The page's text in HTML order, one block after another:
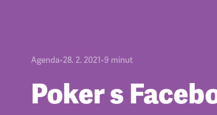
Agenda•28. 2. 2021•9 minut
Poker s